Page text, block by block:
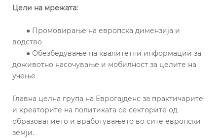
Цели на мрежата:
● Промовирање на европска димензија и
водство
● Обезбедување на квалитетни информации за
доживотно насочување и мобилност за целите на
учење
Главна целна група на Еврогајденс за практичарите
и креаторите на политиката се секторите од
образованието и вработувањето во сите европски
земји.